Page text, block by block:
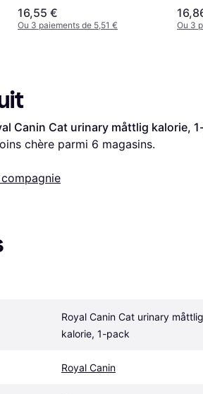
16,55 €
Ou 3 paiements de 5,51 € Ou 3
Canin Cat urinary måttlig kalorie,
chère parmi 6 magasins.
Royal Canin Cat urinary måttlig
kalorie, 1-pack
Royal Canin